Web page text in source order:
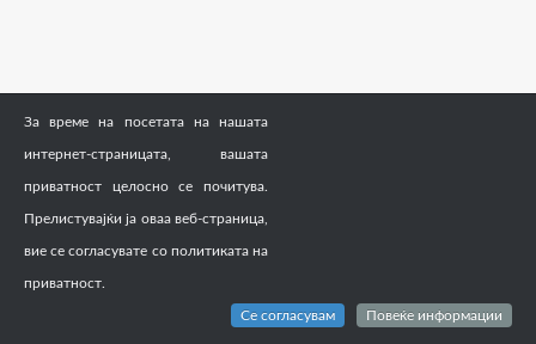
За време на посетата на нашата
интернет-страницата, вашата
приватност целосно се почитува.
Прелистувајќи ја оваа веб-страница,
вие се согласувате со политиката на
приватност.
Се согласувам Повеќе информации